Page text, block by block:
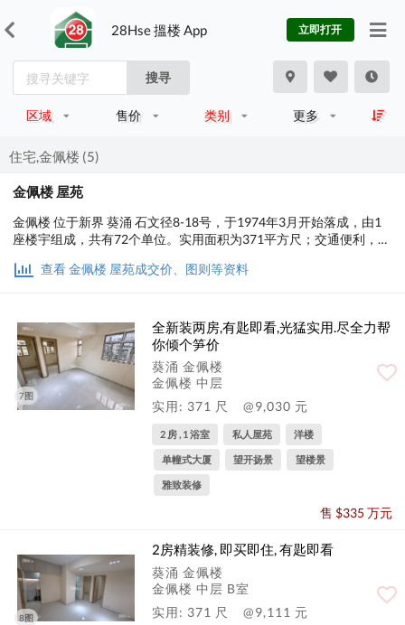
28Hse 搵楼 App 立即打开
搜寻
区域 售价 类别 更多
住宅,金佩楼 (5)
金佩楼 屋苑
金佩楼 位于新界 葵涌 石文径8-18号，于1974年3月开始落成，由1
座楼宇组成，共有72个单位。实用面积为371平方尺；交通便利，步
查看 金佩楼 屋苑成交价、图则等资料
7图
全新装两房,有匙即看,光猛实用.尽全力帮
你倾个笋价
葵涌 金佩楼
金佩楼 中层
实用: 371 尺
@9,030 元
2 房 , 1 浴室 私人屋苑 洋楼
单幢式大厦 望开扬景 望楼景
雅致装修
售 $335 万元
8图
2房精装修, 即买即住, 有匙即看
葵涌 金佩楼
金佩楼 中层 B室
实用: 371 尺
@9,111 元